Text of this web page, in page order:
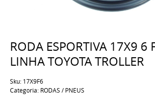
RODA ESPORTIVA 17X9 6
LINHA TOYOTA TROLLER
Sku: 17X9F6
Categoria: RODAS / PNEUS